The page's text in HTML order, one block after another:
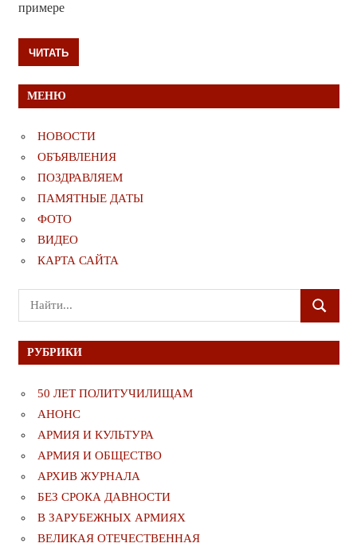
примере
ЧИТАТЬ
МЕНЮ
НОВОСТИ
ОБЪЯВЛЕНИЯ
ПОЗДРАВЛЯЕМ
ПАМЯТНЫЕ ДАТЫ
ФОТО
ВИДЕО
КАРТА САЙТА
Поиск
для:
ПОИСК
РУБРИКИ
50 ЛЕТ ПОЛИТУЧИЛИЩАМ
АНОНС
АРМИЯ И КУЛЬТУРА
АРМИЯ И ОБЩЕСТВО
АРХИВ ЖУРНАЛА
БЕЗ СРОКА ДАВНОСТИ
В ЗАРУБЕЖНЫХ АРМИЯХ
ВЕЛИКАЯ ОТЕЧЕСТВЕННАЯ